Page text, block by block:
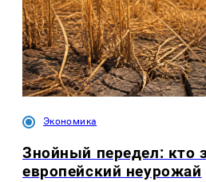
Экономика
Знойный передел: кто
европейский неурожай